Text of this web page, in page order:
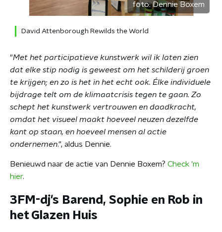
foto: Dennie Boxem
David Attenborough Rewilds the World
"Met het participatieve kunstwerk wil ik laten zien
dat elke stip nodig is geweest om het schilderij groen
te krijgen; en zo is het in het echt ook. Élke individuele
bijdrage telt om de klimaatcrisis tegen te gaan. Zo
schept het kunstwerk vertrouwen en daadkracht,
omdat het visueel maakt hoeveel neuzen dezelfde
kant op staan, en hoeveel mensen al actie
ondernemen.", aldus Dennie.
Benieuwd naar de actie van Dennie Boxem? Check 'm
hier.
3FM-dj's Barend, Sophie en Rob in
het Glazen Huis